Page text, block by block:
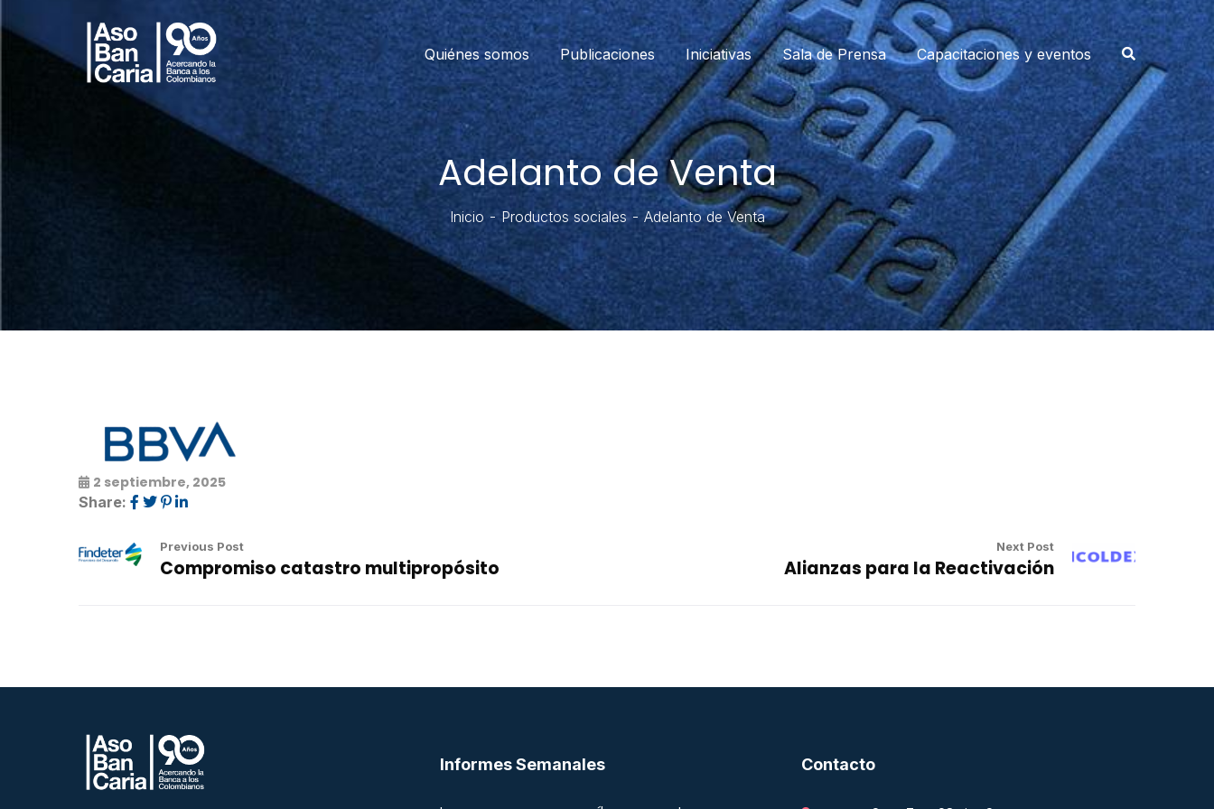
Quiénes somos Publicaciones Iniciativas Sala de Prensa Capacitaciones y eventos
Adelanto de Venta
Inicio Productos sociales Adelanto de Venta
2 septiembre, 2025
Share:
Previous Post
Compromiso catastro multipropósito
Next Post
Alianzas para la Reactivación
Informes Semanales Contacto